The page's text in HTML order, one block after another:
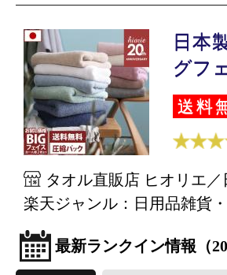
日本
グフ
送料
タオル直販店 ヒオリエ／
楽天ジャンル：日用品雑貨
最新ランクイン情報（